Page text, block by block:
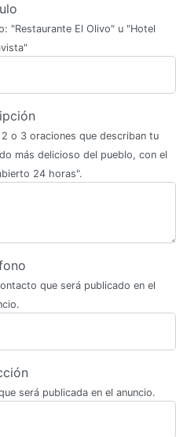
"Restaurante El Olivo" u "Hotel
o 3 oraciones que describan tu
más delicioso del pueblo, con el
24 horas".
que será publicado en el
será publicada en el anuncio.